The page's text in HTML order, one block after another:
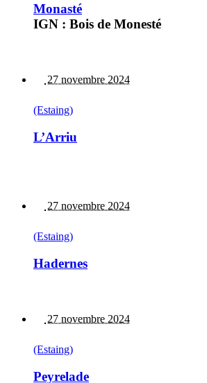
Monasté
IGN : Bois de Monesté
27 novembre 2024
(Estaing)
L’Arriu
27 novembre 2024
(Estaing)
Hadernes
27 novembre 2024
(Estaing)
Peyrelade